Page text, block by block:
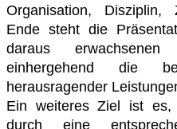
Organisation, Disziplin,
Ende steht die
daraus
einhergehend die
herausragender
Ein weiteres Ziel ist
durch eine